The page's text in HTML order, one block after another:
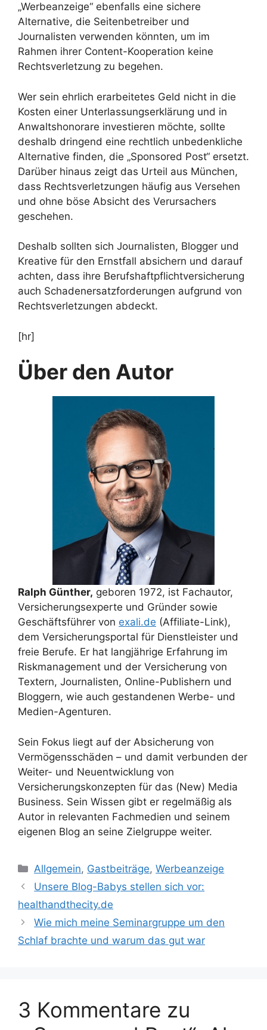
„Werbeanzeige“ ebenfalls eine sichere
Alternative, die Seitenbetreiber und
Journalisten verwenden könnten, um im
Rahmen ihrer Content-Kooperation keine
Rechtsverletzung zu begehen.
Wer sein ehrlich erarbeitetes Geld nicht in die
Kosten einer Unterlassungserklärung und in
Anwaltshonorare investieren möchte, sollte
deshalb dringend eine rechtlich unbedenkliche
Alternative finden, die „Sponsored Post“ ersetzt.
Darüber hinaus zeigt das Urteil aus München,
dass Rechtsverletzungen häufig aus Versehen
und ohne böse Absicht des Verursachers
geschehen.
Deshalb sollten sich Journalisten, Blogger und
Kreative für den Ernstfall absichern und darauf
achten, dass ihre Berufshaftpflichtversicherung
auch Schadenersatzforderungen aufgrund von
Rechtsverletzungen abdeckt.
[hr]
Über den Autor
Ralph Günther, geboren 1972, ist Fachautor,
Versicherungsexperte und Gründer sowie
Geschäftsführer von exali.de (Affiliate-Link),
dem Versicherungsportal für Dienstleister und
freie Berufe. Er hat langjährige Erfahrung im
Riskmanagement und der Versicherung von
Textern, Journalisten, Online-Publishern und
Bloggern, wie auch gestandenen Werbe- und
Medien-Agenturen.
Sein Fokus liegt auf der Absicherung von
Vermögensschäden – und damit verbunden der
Weiter- und Neuentwicklung von
Versicherungskonzepten für das (New) Media
Business. Sein Wissen gibt er regelmäßig als
Autor in relevanten Fachmedien und seinem
eigenen Blog an seine Zielgruppe weiter.
Kategorien
Allgemein, Gastbeiträge,Werbeanzeige
Unsere Blog-Babys stellen sich vor:
healthandthecity.de
Wie mich meine Seminargruppe um den
Schlaf brachte und warum das gut war
3 Kommentare zu